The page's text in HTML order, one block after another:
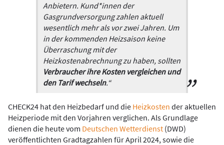
Anbietern. Kund*innen der
Gasgrundversorgung zahlen aktuell
wesentlich mehr als vor zwei Jahren. Um
in der kommenden Heizsaison keine
Überraschung mit der
Heizkostenabrechnung zu haben, sollten
Verbraucher ihre Kosten vergleichen und
den Tarif wechseln.“
CHECK24 hat den Heizbedarf und die Heizkosten der aktuellen
Heizperiode mit den Vorjahren verglichen. Als Grundlage
dienen die heute vom Deutschen Wetterdienst (DWD)
veröffentlichten Gradtagzahlen für April 2024, sowie die